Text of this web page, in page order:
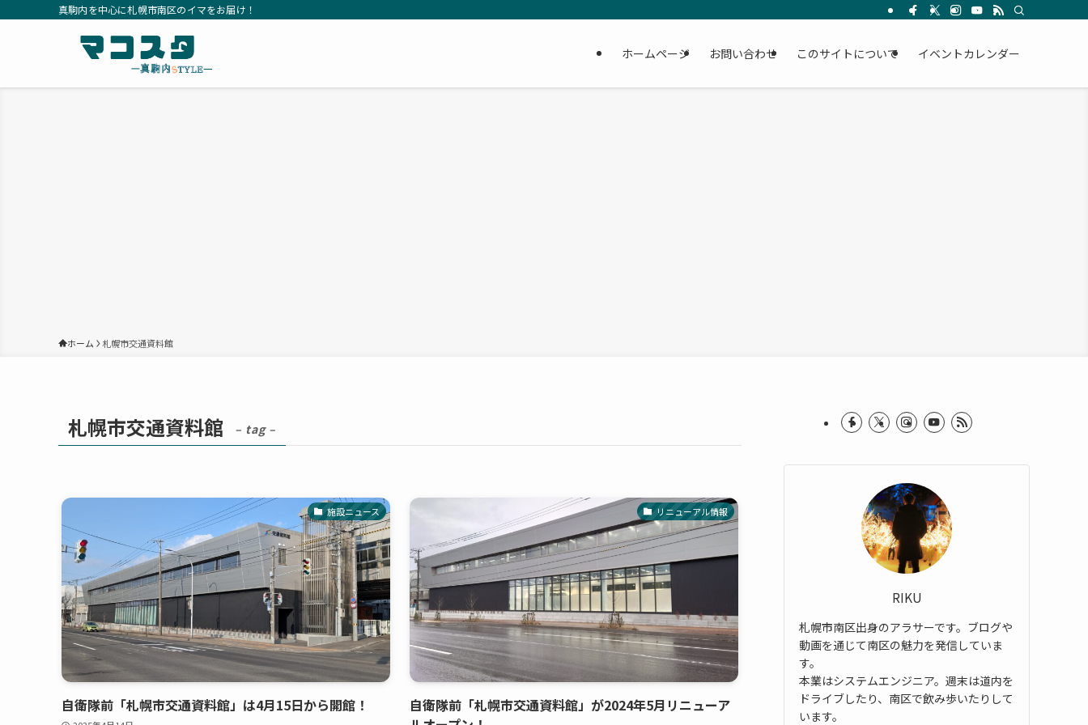
真駒内を中心に札幌市南区のイマをお届け！
ホームページ お問い合わせ このサイトについて イベントカレンダー
ホーム 札幌市交通資料館
札幌市交通資料館 – tag –
施設ニュース
自衛隊前「札幌市交通資料館」は4月15日から開館！
リニューアル情報
自衛隊前「札幌市交通資料館」が2024年5月リニューア
RIKU
札幌市南区出身のアラサーです。ブログや
動画を通じて南区の魅力を発信していま
す。
本業はシステムエンジニア。週末は道内を
ドライブしたり、南区で飲み歩いたりして
います。